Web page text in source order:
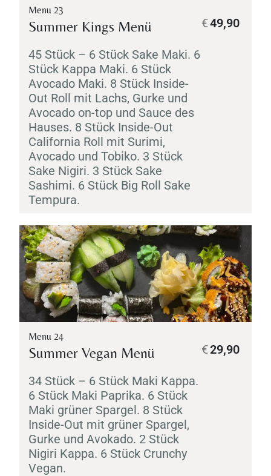
Menu 23
Summer Kings Menü
45 Stück – 6 Stück Sake Maki. 6
Stück Kappa Maki. 6 Stück
Avocado Maki. 8 Stück Inside-
Out Roll mit Lachs, Gurke und
Avocado on-top und Sauce des
Hauses. 8 Stück Inside-Out
California Roll mit Surimi,
Avocado und Tobiko. 3 Stück
Sake Nigiri. 3 Stück Sake
Sashimi. 6 Stück Big Roll Sake
Tempura.
49,90
€
Menu 24
Summer Vegan Menü
34 Stück – 6 Stück Maki Kappa.
6 Stück Maki Paprika. 6 Stück
Maki grüner Spargel. 8 Stück
Inside-Out mit grüner Spargel,
Gurke und Avokado. 2 Stück
Nigiri Kappa. 6 Stück Crunchy
Vegan.
29,90
€